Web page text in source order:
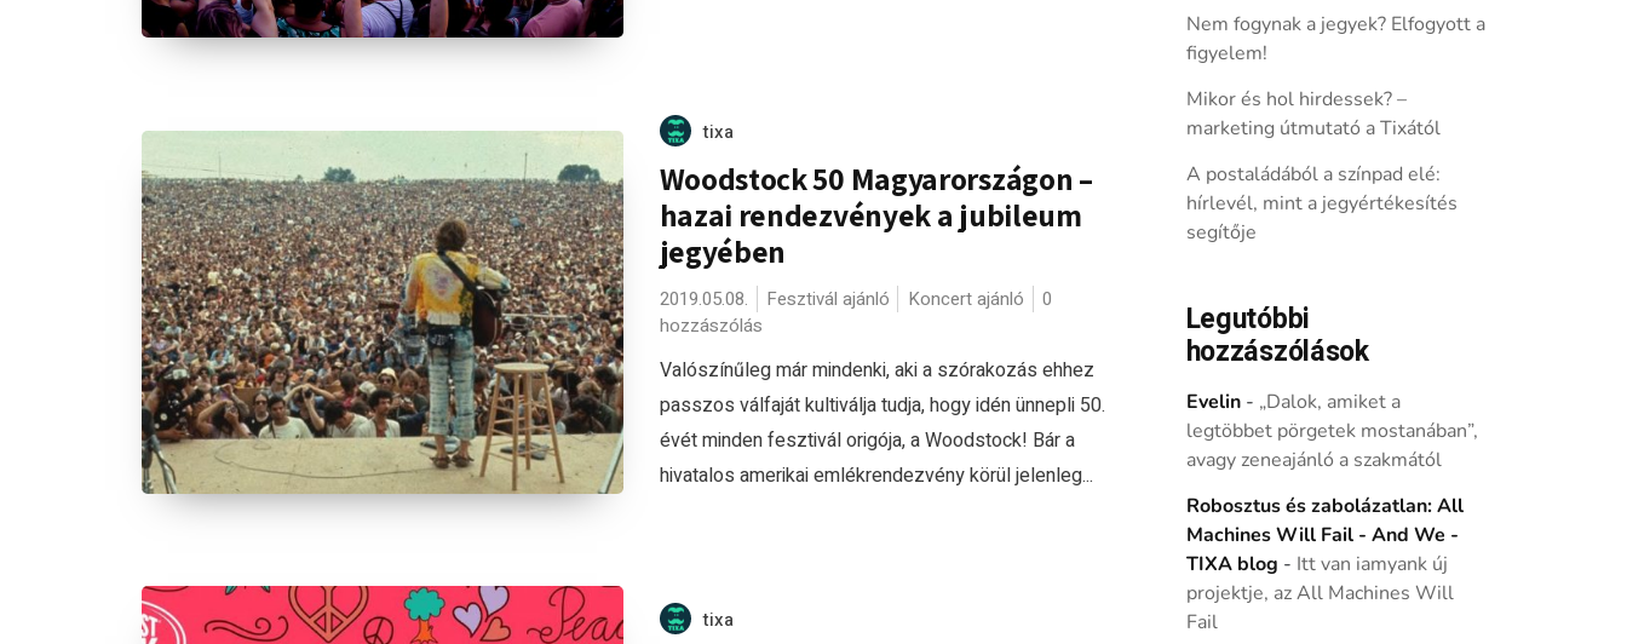
tixa
Woodstock 50 Magyarországon –
hazai rendezvények a jubileum
jegyében
2019.05.08. Fesztivál ajánló Koncert ajánló
0
hozzászólás
Valószínűleg már mindenki, aki a szórakozás ehhez
passzos válfaját kultiválja tudja, hogy idén ünnepli 50.
évét minden fesztivál origója, a Woodstock! Bár a
hivatalos amerikai emlékrendezvény körül jelenleg...
tixa
Nem fogynak a jegyek? Elfogyott a
figyelem!
Mikor és hol hirdessek? –
marketing útmutató a Tixától
A postaládából a színpad elé:
hírlevél, mint a jegyértékesítés
segítője
Legutóbbi
hozzászólások
Evelin- „Dalok, amiket a
legtöbbet pörgetek mostanában”,
avagy zeneajánló a szakmától
Robosztus és zabolázatlan: All
Machines Will Fail - And We -
TIXA blog - Itt van iamyank új
projektje, az All Machines Will
Fail